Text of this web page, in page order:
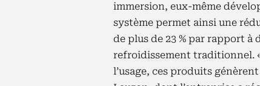
immersion, eux-même
système permet ainsi une
de plus de 23 % par rapport à
refroidissement traditionnel.
l’usage, ces produits